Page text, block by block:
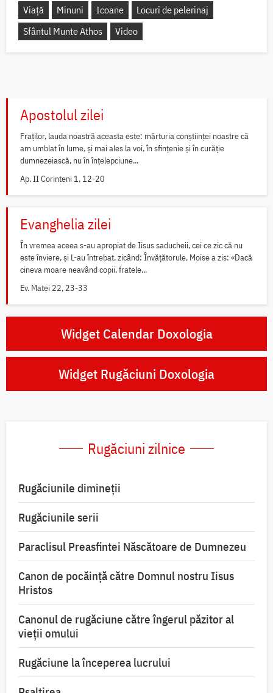
Viață Minuni Icoane
Locuri de pelerinaj
Sfântul Munte Athos
Video
Apostolul zilei
Fraților, lauda noastră aceasta este: mărturia conștiinței noastre că
am umblat în lume, și mai ales la voi, în sfințenie și în curăție
dumnezeiască, nu în înțelepciune...
Ap. II Corinteni 1, 12-20
Evanghelia zilei
În vremea aceea s-au apropiat de Iisus saducheii, cei ce zic că nu
este înviere, și L-au întrebat, zicând: Învățătorule, Moise a zis: «Dacă
cineva moare neavând copii, fratele...
Ev. Matei 22, 23-33
Widget Calendar Doxologia
Widget Rugăciuni Doxologia
Rugăciuni zilnice
Rugăciunile dimineții
Rugăciunile serii
Paraclisul Preasfintei Născătoare de Dumnezeu
Canon de pocăință către Domnul nostru Iisus
Hristos
Canonul de rugăciune către îngerul păzitor al
vieții omului
Rugăciune la începerea lucrului